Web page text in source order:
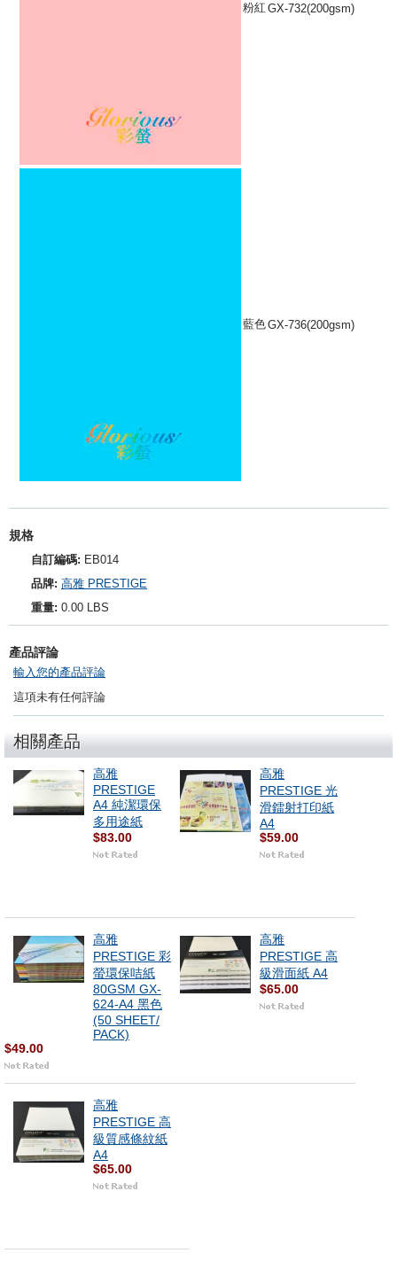
粉紅 GX-732(200gsm)
藍色GX-736(200gsm)
規格
自訂編碼: EB014
品牌: 高雅 PRESTIGE
重量: 0.00 LBS
產品評論
輸入您的產品評論
這項未有任何評論
相關產品
高雅
PRESTIGE
A4 純潔環保
多用途紙
$83.00
高雅
PRESTIGE 光
滑鐳射打印紙
A4
$59.00
高雅
PRESTIGE 彩
螢環保咭紙
80GSM GX-
624-A4 黑色
(50 SHEET/
PACK)
$49.00
高雅
PRESTIGE 高
級滑面紙 A4
$65.00
高雅
PRESTIGE 高
級質感條紋紙
A4
$65.00